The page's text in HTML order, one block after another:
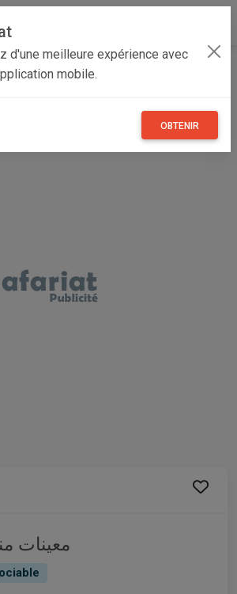
d'une meilleure expérience avec
mobile.
OBTENIR
et services
معينات